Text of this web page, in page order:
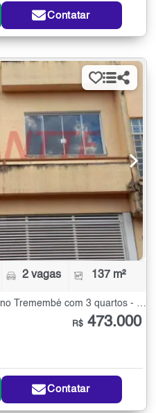
Contatar
2 vagas 137 m²
Condomínio Fechado à Venda no Tremembé com 3 quartos - 137 m²
R$ 473.000
Contatar